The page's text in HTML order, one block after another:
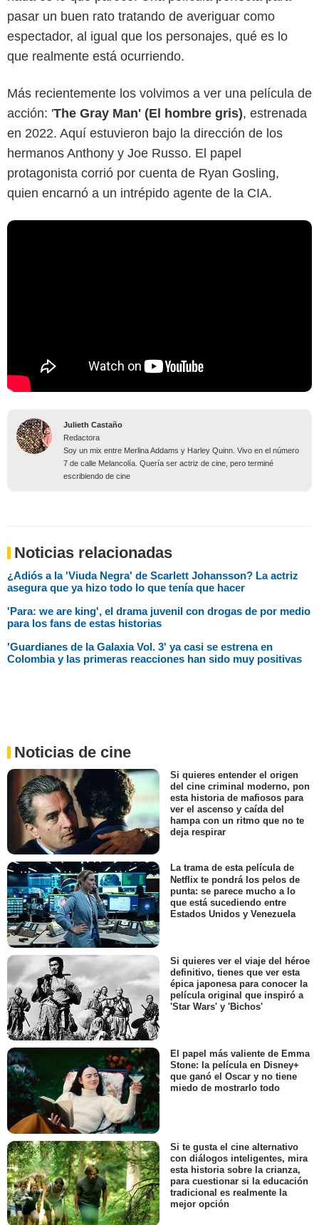
pasar un buen rato tratando de averiguar como
espectador, al igual que los personajes, qué es lo
que realmente está ocurriendo.
Más recientemente los volvimos a ver una película de
acción: 'The Gray Man' (El hombre gris), estrenada
en 2022. Aquí estuvieron bajo la dirección de los
hermanos Anthony y Joe Russo. El papel
protagonista corrió por cuenta de Ryan Gosling,
quien encarnó a un intrépido agente de la CIA.
Julieth Castaño
Redactora
Soy un mix entre Merlina Addams y Harley Quinn. Vivo en el número
7 de calle Melancolía. Quería ser actriz de cine, pero terminé
escribiendo de cine
Noticias relacionadas
¿Adiós a la 'Viuda Negra' de Scarlett Johansson? La actriz
asegura que ya hizo todo lo que tenía que hacer
'Para: we are king', el drama juvenil con drogas de por medio
para los fans de estas historias
'Guardianes de la Galaxia Vol. 3' ya casi se estrena en
Colombia y las primeras reacciones han sido muy positivas
Noticias de cine
Si quieres entender el origen
del cine criminal moderno, pon
esta historia de mafiosos para
ver el ascenso y caída del
hampa con un ritmo que no te
deja respirar
La trama de esta película de
Netflix te pondrá los pelos de
punta: se parece mucho a lo
que está sucediendo entre
Estados Unidos y Venezuela
Si quieres ver el viaje del héroe
definitivo, tienes que ver esta
épica japonesa para conocer la
película original que inspiró a
'Star Wars' y 'Bichos'
El papel más valiente de Emma
Stone: la película en Disney+
que ganó el Oscar y no tiene
miedo de mostrarlo todo
Si te gusta el cine alternativo
con diálogos inteligentes, mira
esta historia sobre la crianza,
para cuestionar si la educación
tradicional es realmente la
mejor opción